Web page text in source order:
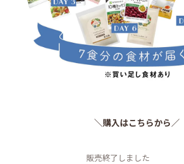
＼購入はこちらから／
販売終了しました